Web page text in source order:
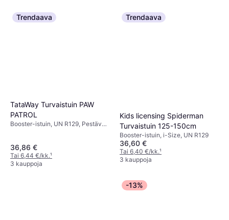
Trendaava
TataWay Turvaistuin PAW
PATROL
Booster-istuin, UN R129, Pestävä
36,86 €
Tai 6,44 €/kk.¹
3 kauppoja
Trendaava
Kids licensing Spiderman
Turvaistuin 125-150cm
Booster-istuin, i-Size, UN R129
36,60 €
Tai 6,40 €/kk.¹
3 kauppoja
-13%